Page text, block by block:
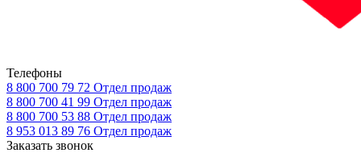
Телефоны
8 800 700 79 72 Отдел продаж
8 800 700 41 99 Отдел продаж
8 800 700 53 88 Отдел продаж
8 953 013 89 76 Отдел продаж
Заказать звонок